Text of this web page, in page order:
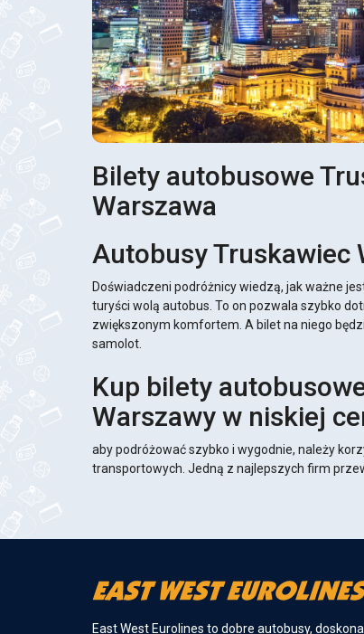
Bilety autobusowe
Warszawa
Autobusy Truskawiec
Doświadczeni podróżnicy wiedzą, jak ważne
turyści wolą autobus. To on pozwala szybko
zwiększonym komfortem. A bilet na niego
samolot.
Kup bilety
Warszawy w niskiej
aby podróżować szybko i wygodnie, należy
transportowych. Jedną z najlepszych firm
East West Eurolines to dobre autobusy,